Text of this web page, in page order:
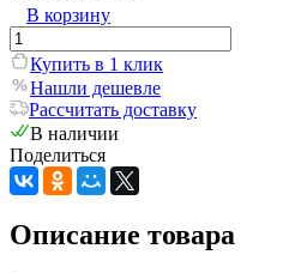
В корзину
Купить в 1 клик
Нашли дешевле
Рассчитать доставку
В наличии
Поделиться
Описание товара